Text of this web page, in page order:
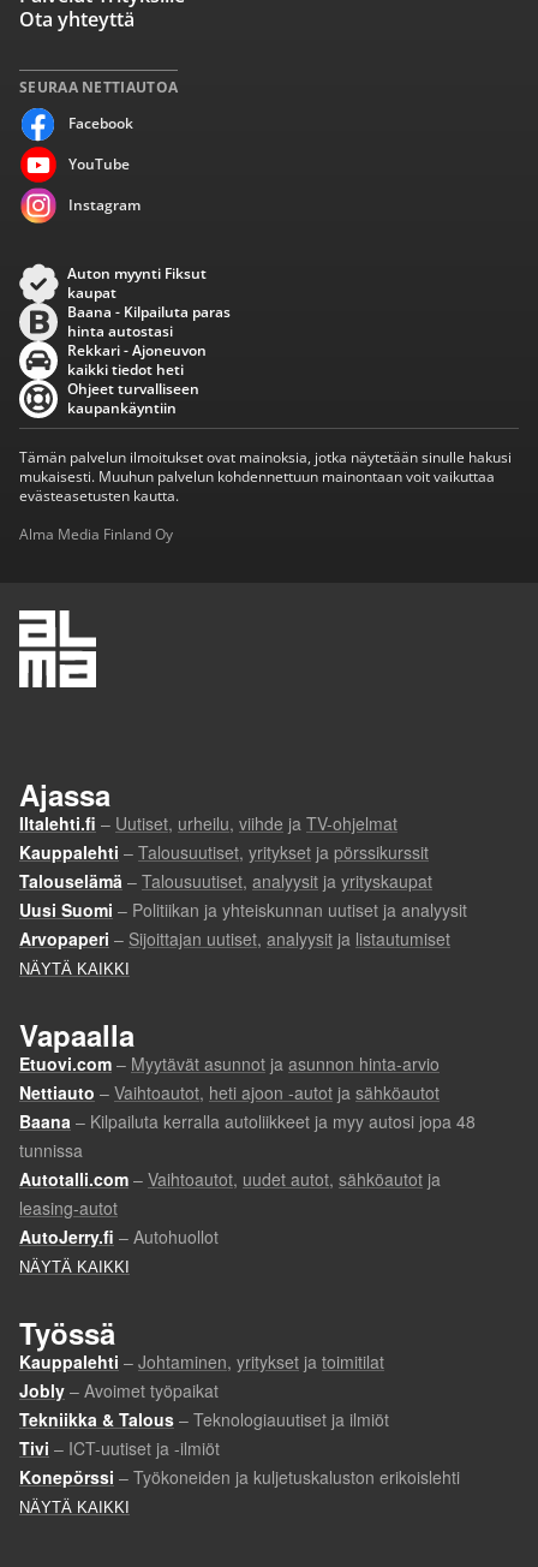
SEURAA NETTIAUTOA
Facebook
YouTube
Instagram
Ota yhteyttä
Auton myynti Fiksut
kaupat
Baana - Kilpailuta paras
hinta autostasi
Rekkari - Ajoneuvon
kaikki tiedot heti
Ohjeet turvalliseen
kaupankäyntiin
Tämän palvelun ilmoitukset ovat mainoksia, jotka näytetään sinulle hakusi
mukaisesti. Muuhun palvelun kohdennettuun mainontaan voit vaikuttaa
evästeasetusten kautta.
Alma Media Finland Oy